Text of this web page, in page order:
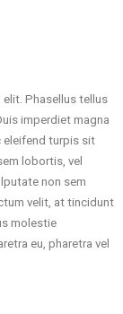
Phasellus tellus
imperdiet magna
eleifend turpis sit
lobortis, vel
non sem
velit, at tincidunt
molestie
eu, pharetra vel